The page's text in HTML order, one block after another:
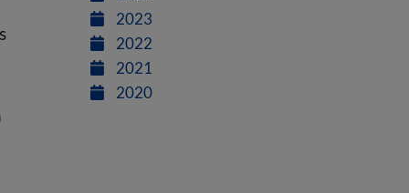
2023
2022
2021
2020